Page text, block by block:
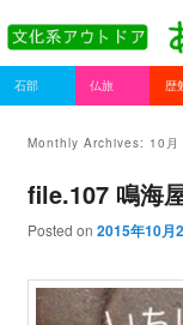
Main menu
Skip to primary
Skip to secondary
石部 仏旅 歴
Monthly Archives: 10
file.107 鳴海
Posted on 2015年10月